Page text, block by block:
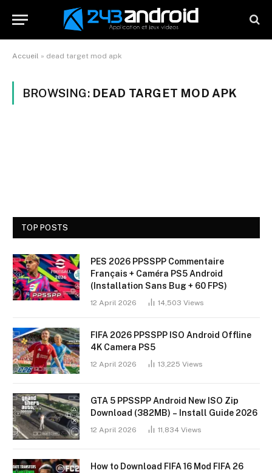
Accueil » dead target mod apk
BROWSING: DEAD TARGET MOD APK
TOP POSTS
PES 2026 PPSSPP Commentaire
Français + Caméra PS5 Android
(Installation Sans Bug + 60 FPS)
12 April 2026 14,503 Views
FIFA 2026 PPSSPP ISO Android Offline
4K Camera PS5
12 April 2026 13,225 Views
GTA 5 PPSSPP Android New ISO Zip
Download (382MB) – Install Guide 2026
12 April 2026 11,834 Views
How to Download FIFA 16 Mod FIFA 26